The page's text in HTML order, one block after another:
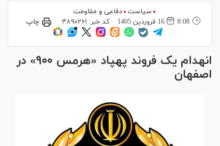
سیاست
دفاعی و مقاومت
8:08
16 فروردين 1405 کد خبر: ۴۸۹۰۲۶۱ چاپ
انهدام یک فروند پهپاد «هرمس ۹۰۰» در
اصفهان